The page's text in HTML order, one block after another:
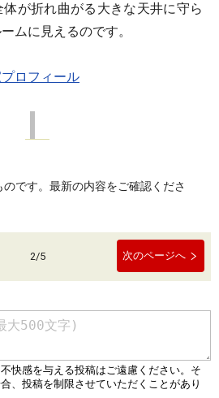
が折れ曲がる大きな天井に守ら
ムに見えるのです。
ロフィール
です。最新の内容をご確認くださ
2/5 次のページへ